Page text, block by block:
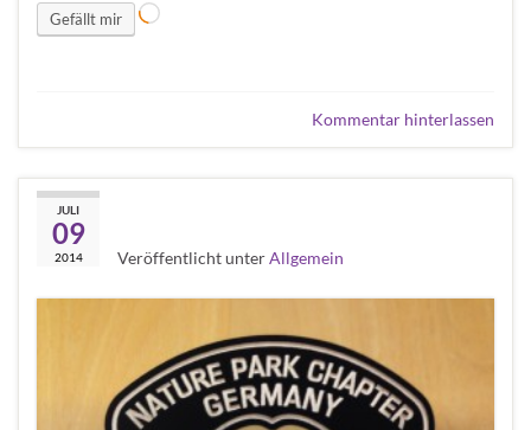
Gefällt mir
Kommentar hinterlassen
JULI
09
2014 Veröffentlicht unterAllgemein